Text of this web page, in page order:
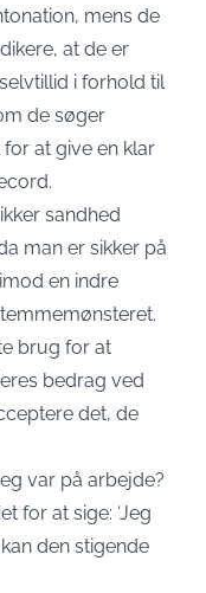
mens de
at de er
i forhold til
de søger
at give en klar
sandhed
man er sikker på
en indre
brug for at
bedrag ved
det, de
var på arbejde?
for at sige: ‘Jeg
den stigende